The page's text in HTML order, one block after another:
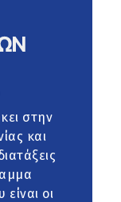
στην
και
οι